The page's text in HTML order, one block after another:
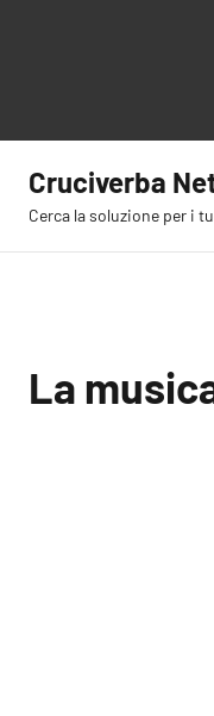
contenuto
Cruciverba
Cerca la soluzione per i
La